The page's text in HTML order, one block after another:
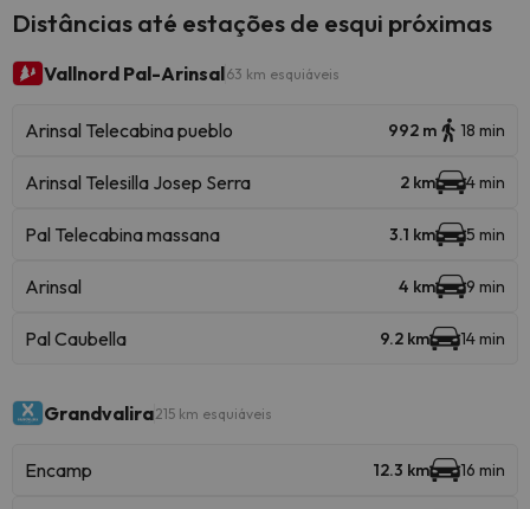
Distâncias até estações de esqui próximas
Vallnord Pal-Arinsal63 km esquiáveis
Arinsal Telecabina pueblo 992 m 18 min
Arinsal Telesilla Josep Serra 2 km 4 min
Pal Telecabina massana 3.1 km 5 min
Arinsal 4 km 9 min
Pal Caubella 9.2 km 14 min
Grandvalira215 km esquiáveis
Encamp 12.3 km 16 min